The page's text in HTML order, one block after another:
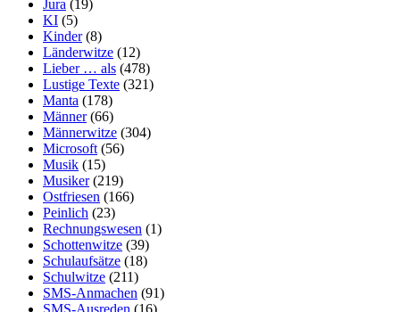
Jura (19)
KI (5)
Kinder(8)
Länderwitze (12)
Lieber … als (478)
Lustige Texte (321)
Manta (178)
Männer(66)
Männerwitze (304)
Microsoft(56)
Musik (15)
Musiker(219)
Ostfriesen (166)
Peinlich (23)
Rechnungswesen (1)
Schottenwitze (39)
Schulaufsätze (18)
Schulwitze (211)
SMS-Anmachen (91)